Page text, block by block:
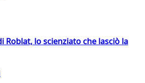
Roblat, lo scienziato che lasciò la